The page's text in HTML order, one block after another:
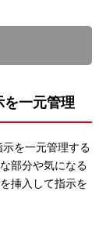
を一元管理
を一元管理する
部分や気になる
挿入して指示を